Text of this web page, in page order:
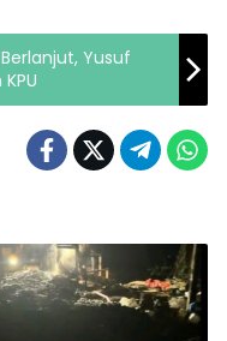
Berlanjut, Yusuf